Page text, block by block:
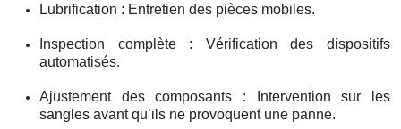
Lubrification : Entretien des pièces mobiles.
Inspection complète : Vérification des dispositifs
automatisés.
Ajustement des composants : Intervention sur les
sangles avant qu’ils ne provoquent une panne.